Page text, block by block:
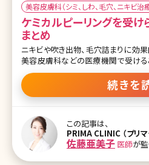
美容皮膚科（シミ、しわ、毛穴、ニキビ治
ケミカルピーリングを受け
まとめ
ニキビや吹き出物、毛穴詰まりに効
美容皮膚科などの医療機関で受ける
グです。ケミカルピーリングは表皮
力を借りて軟らかくし、無理なく剥
に行うことによりお肌のターンオー
っては注意が必要で、ケミカルピー
も存在しています。 【監修医師からのワンポイント】 ケミカルピーリン
グは、ニキビや小さいシミ、小ジワ
る治療です。治療中の疾患のある方
が痛んでいると、ピーリングが予想
続きを
この記事は、
PRIMA CLINIC （プリマ
佐藤亜美子 医師が監